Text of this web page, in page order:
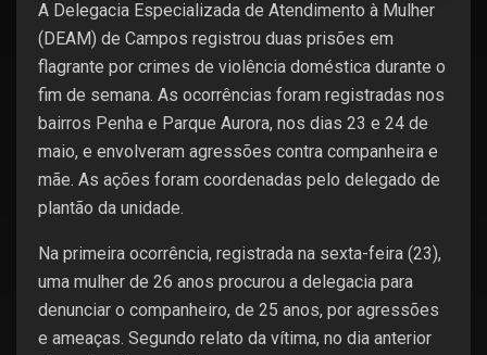
A Delegacia Especializada de Atendimento à Mulher
(DEAM) de Campos registrou duas prisões em
flagrante por crimes de violência doméstica durante o
fim de semana. As ocorrências foram registradas nos
bairros Penha e Parque Aurora, nos dias 23 e 24 de
maio, e envolveram agressões contra companheira e
mãe. As ações foram coordenadas pelo delegado de
plantão da unidade.
Na primeira ocorrência, registrada na sexta-feira (23),
uma mulher de 26 anos procurou a delegacia para
denunciar o companheiro, de 25 anos, por agressões
e ameaças. Segundo relato da vítima, no dia anterior